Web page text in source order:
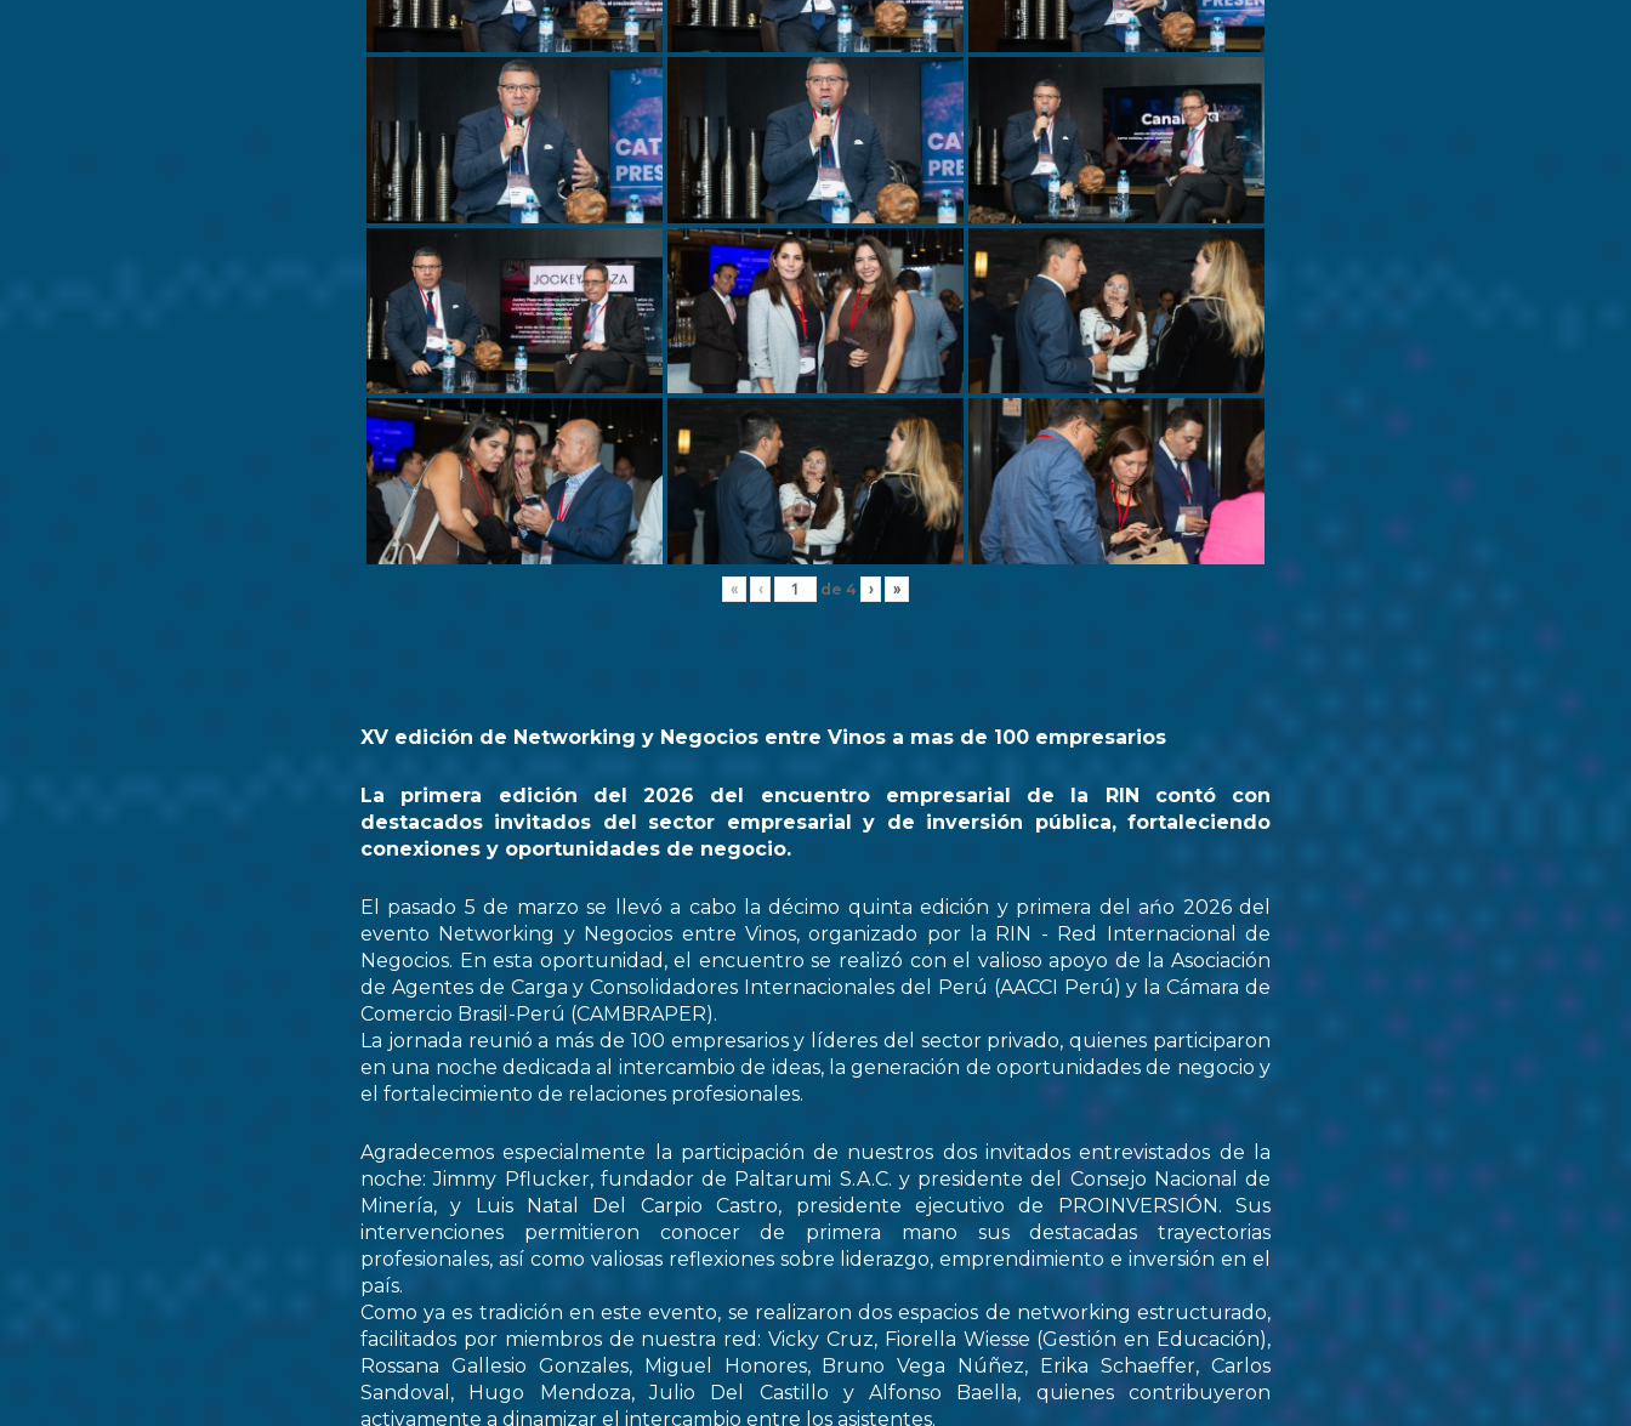
« ‹ de 4 › »
XV edición de Networking y Negocios entre Vinos a mas de 100 empresarios
La primera edición del 2026 del encuentro empresarial de la RIN contó con
destacados invitados del sector empresarial y de inversión pública, fortaleciendo
conexiones y oportunidades de negocio.
El pasado 5 de marzo se llevó a cabo la décimo quinta edición y primera del ańo 2026 del
evento Networking y Negocios entre Vinos, organizado por la RIN - Red Internacional de
Negocios. En esta oportunidad, el encuentro se realizó con el valioso apoyo de la Asociación
de Agentes de Carga y Consolidadores Internacionales del Perú (AACCI Perú) y la Cámara de
Comercio Brasil-Perú (CAMBRAPER).
La jornada reunió a más de 100 empresarios y líderes del sector privado, quienes participaron
en una noche dedicada al intercambio de ideas, la generación de oportunidades de negocio y
el fortalecimiento de relaciones profesionales.
Agradecemos especialmente la participación de nuestros dos invitados entrevistados de la
noche: Jimmy Pflucker, fundador de Paltarumi S.A.C. y presidente del Consejo Nacional de
Minería, y Luis Natal Del Carpio Castro, presidente ejecutivo de PROINVERSIÓN. Sus
intervenciones permitieron conocer de primera mano sus destacadas trayectorias
profesionales, así como valiosas reflexiones sobre liderazgo, emprendimiento e inversión en el
país.
Como ya es tradición en este evento, se realizaron dos espacios de networking estructurado,
facilitados por miembros de nuestra red: Vicky Cruz, Fiorella Wiesse (Gestión en Educación),
Rossana Gallesio Gonzales, Miguel Honores, Bruno Vega Núñez, Erika Schaeffer, Carlos
Sandoval, Hugo Mendoza, Julio Del Castillo y Alfonso Baella, quienes contribuyeron
activamente a dinamizar el intercambio entre los asistentes.